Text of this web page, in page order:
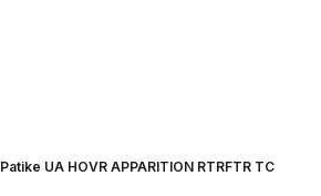
Patike UA HOVR APPARITION RTRFTR TC